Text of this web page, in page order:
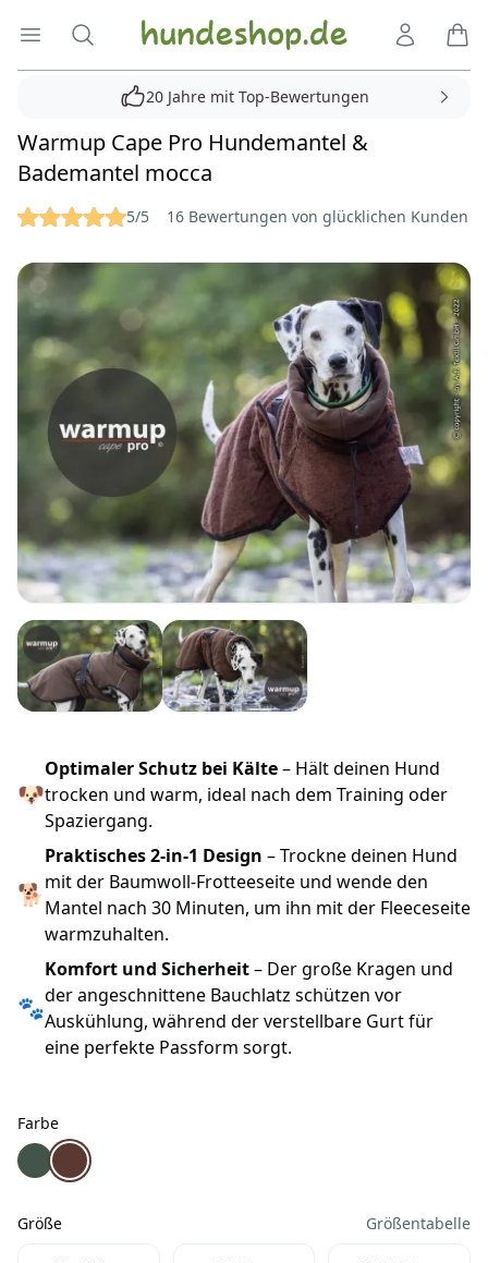
Menü öffnen
Suche Hundeshop.de
20 Jahre mit Top-Bewertungen
Warmup Cape Pro Hundemantel &
Bademantel mocca
Reviews 5/5 16 Bewertungen von glücklichen Kunden
Bilder
🐶
Optimaler Schutz bei Kälte– Hält deinen Hund
trocken und warm, ideal nach dem Training oder
Spaziergang.
🐕
Praktisches 2-in-1 Design – Trockne deinen Hund
mit der Baumwoll-Frotteeseite und wende den
Mantel nach 30 Minuten, um ihn mit der Fleeceseite
warmzuhalten.
🐾
Komfort und Sicherheit– Der große Kragen und
der angeschnittene Bauchlatz schützen vor
Auskühlung, während der verstellbare Gurt für
eine perfekte Passform sorgt.
Farbe
Farbe
Warmup Cape Pro Hundemantel & Bademantel pine
Warmup Cape Pro Hundemantel & Bademantel
Größe Größentabelle